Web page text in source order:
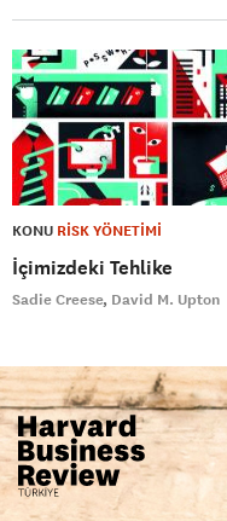
KONU RİSK YÖNETİMİ
İçimizdeki Tehlike
Sadie Creese David M. Upton